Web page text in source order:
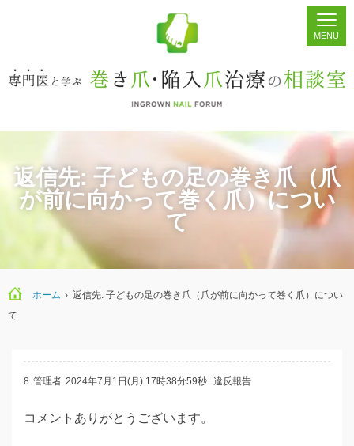
ホーム シェア 掲示板 検索
返信先: 子どもの足の巻き爪（爪
が前に向かって巻く爪）につい
て
ホーム › 返信先: 子どもの足の巻き爪（爪が前に向かって巻く爪）につい
て
8 管理者 2024年7月1日(月) 17時38分59秒 違反報告
コメントありがとうございます。